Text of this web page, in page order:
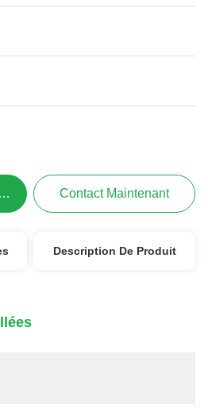
Contact Maintenant
Description De Produit